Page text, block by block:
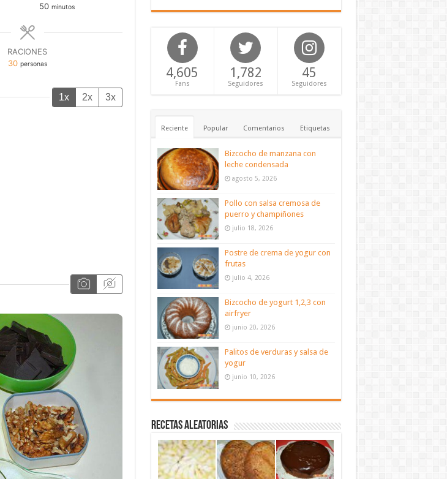
50minutos
minutos
RACIONES
30 personas
1x 2x 3x
4,605
Fans
1,782
Seguidores
45
Seguidores
Reciente Popular Comentarios Etiquetas
Bizcocho de manzana con
leche condensada
agosto 5, 2026
Pollo con salsa cremosa de
puerro y champiñones
julio 18, 2026
Postre de crema de yogur con
frutas
julio 4, 2026
Bizcocho de yogurt 1,2,3 con
airfryer
junio 20, 2026
Palitos de verduras y salsa de
yogur
junio 10, 2026
Recetas aleatorias